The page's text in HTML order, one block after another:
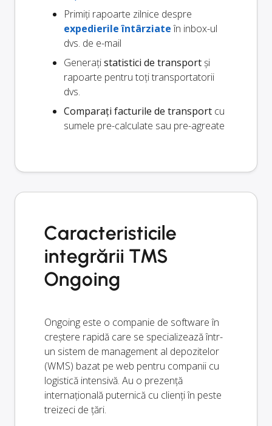
Primiți rapoarte zilnice despre
expedierile întârziateîn inbox-ul
dvs. de e-mail
Generațistatistici de transportși
rapoarte pentru toți transportatorii
dvs.
Comparați facturile de transport cu
sumele pre-calculate sau pre-agreate
Caracteristicile
integrării TMS
Ongoing
Ongoing este o companie de software în
creștere rapidă care se specializează într-
un sistem de management al depozitelor
(WMS) bazat pe web pentru companii cu
logistică intensivă. Au o prezență
internațională puternică cu clienți în peste
treizeci de țări.